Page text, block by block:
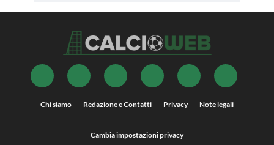
Chi siamo Redazione e Contatti Privacy Note legali
Cambia impostazioni privacy